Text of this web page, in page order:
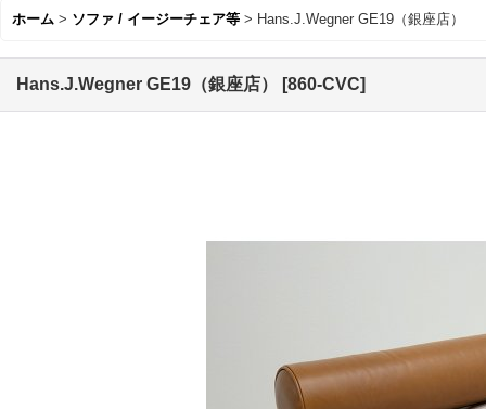
ホーム > ソファ / イージーチェア等 > Hans.J.Wegner GE19（銀座店）
Hans.J.Wegner GE19（銀座店） [860-CVC]